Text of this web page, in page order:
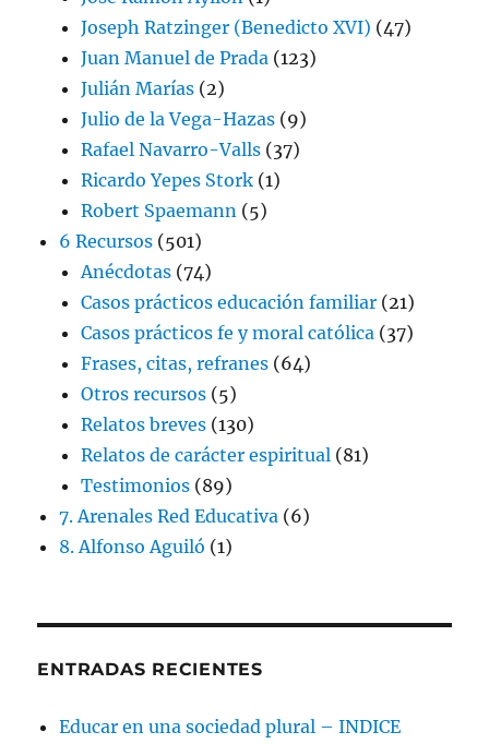
Joseph Ratzinger (Benedicto XVI) (47)
Juan Manuel de Prada (123)
Julián Marías (2)
Julio de la Vega-Hazas (9)
Rafael Navarro-Valls (37)
Ricardo Yepes Stork (1)
Robert Spaemann (5)
6 Recursos (501)
Anécdotas (74)
Casos prácticos educación familiar (21)
Casos prácticos fe y moral católica (37)
Frases, citas, refranes (64)
Otros recursos (5)
Relatos breves (130)
Relatos de carácter espiritual (81)
Testimonios (89)
7. Arenales Red Educativa (6)
8. Alfonso Aguiló (1)
ENTRADAS RECIENTES
Educar en una sociedad plural – INDICE